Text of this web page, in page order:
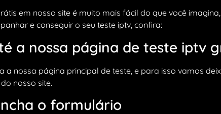
em nosso site é muito mais fácil do que você
e conseguir o seu teste iptv, confira:
a nossa página de teste iptv
a nossa página principal de teste, e para isso vamos
nosso site.
o formulário